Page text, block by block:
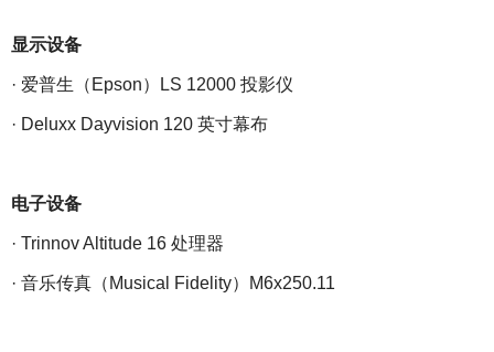
显示设备
· 爱普生（Epson）LS 12000 投影仪
· Deluxx Dayvision 120 英寸幕布
电子设备
· Trinnov Altitude 16 处理器
· 音乐传真（Musical Fidelity）M6x250.11